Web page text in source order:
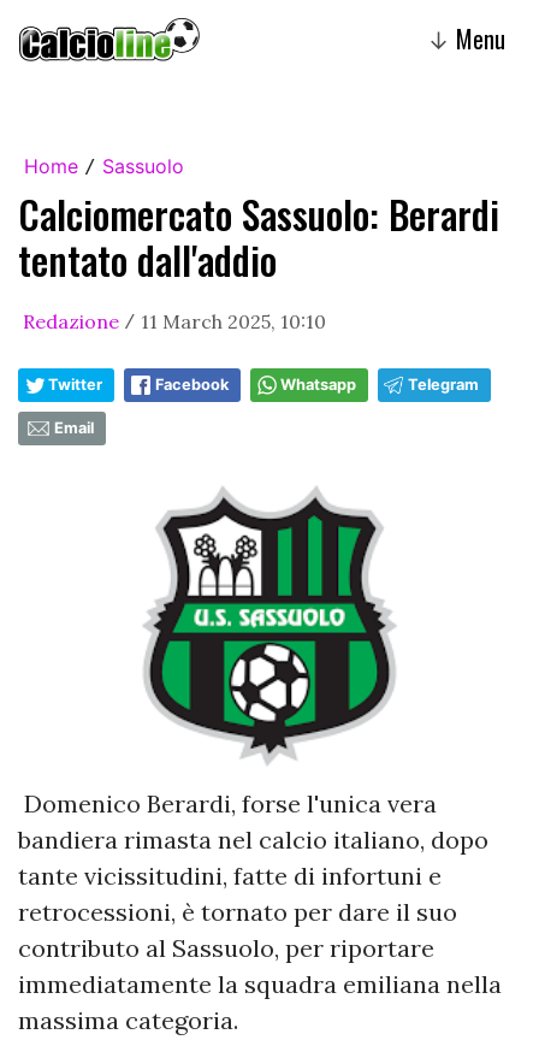
↓ Menu
Home / Sassuolo
Calciomercato Sassuolo: Berardi
tentato dall'addio
Redazione / 11 March 2025, 10:10
Twitter Facebook Whatsapp Telegram
Email
Domenico Berardi, forse l'unica vera
bandiera rimasta nel calcio italiano, dopo
tante vicissitudini, fatte di infortuni e
retrocessioni, è tornato per dare il suo
contributo al Sassuolo, per riportare
immediatamente la squadra emiliana nella
massima categoria.